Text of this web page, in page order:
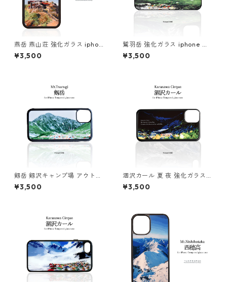
燕岳 燕山荘 強化ガラス iphon
e スマホケース スマホカバー
アウトドア 山小屋 登山 山 北
¥3,500
鷲羽岳 強化ガラス iphone ス
マホケース スマホカバーアウ
トドア 登山 山
¥3,500
剱岳 剱沢キャンプ場 アウトド
ア 登山 山 iphone スマホケー
ス スマホカバー
¥3,500
涸沢カール 夏 夜 強化ガラス i
phone スマホケース スマホカ
バーアウトドア 登山 山
¥3,500